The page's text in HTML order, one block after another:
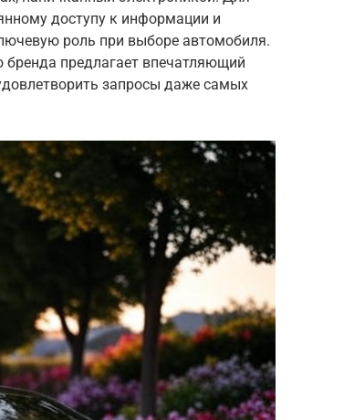
доступу к информации и
роль при выборе автомобиля.
бренда предлагает впечатляющий
запросы даже самых